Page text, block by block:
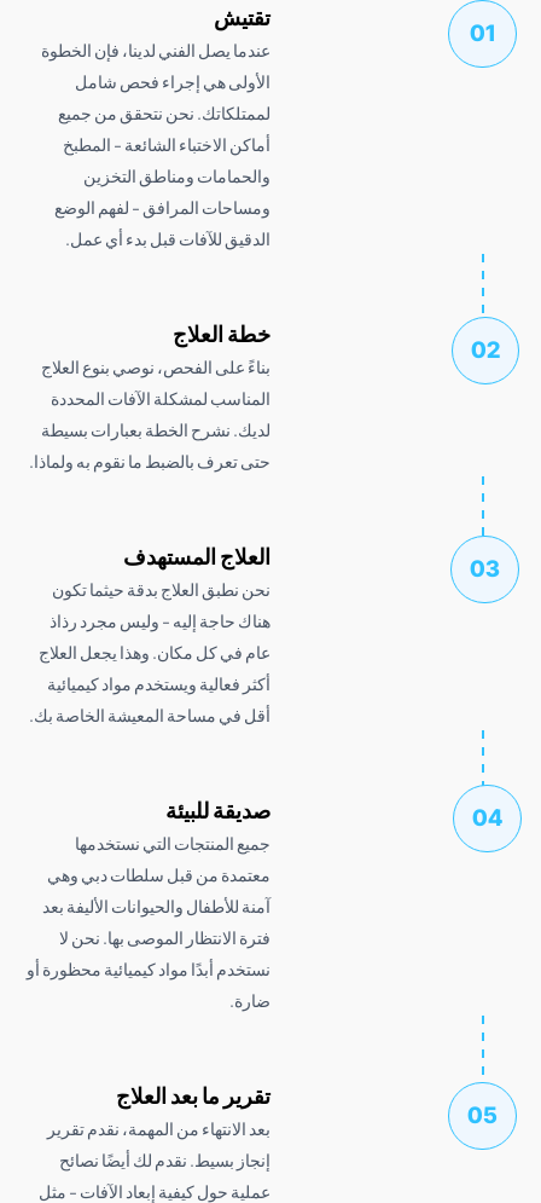
عندما يصل الفني لدينا، فإن الخطوة
الأولى هي إجراء فحص شامل
لممتلكاتك. نحن نتحقق من جميع
أماكن الاختباء الشائعة - المطبخ
والحمامات ومناطق التخزين
ومساحات المرافق - لفهم الوضع
الدقيق للآفات قبل بدء أي عمل.
خطة العلاج
بناءً على الفحص، نوصي بنوع العلاج
المناسب لمشكلة الآفات المحددة
لديك. نشرح الخطة بعبارات بسيطة
حتى تعرف بالضبط ما نقوم به ولماذا.
العلاج المستهدف
نحن نطبق العلاج بدقة حيثما تكون
هناك حاجة إليه - وليس مجرد رذاذ
عام في كل مكان. وهذا يجعل العلاج
أكثر فعالية ويستخدم مواد كيميائية
أقل في مساحة المعيشة الخاصة بك.
صديقة للبيئة
جميع المنتجات التي نستخدمها
معتمدة من قبل سلطات دبي وهي
آمنة للأطفال والحيوانات الأليفة بعد
فترة الانتظار الموصى بها. نحن لا
نستخدم أبدًا مواد كيميائية محظورة أو
تقرير ما بعد العلاج
بعد الانتهاء من المهمة، نقدم تقرير
إنجاز بسيط. نقدم لك أيضًا نصائح
عملية حول كيفية إبعاد الآفات - مثل